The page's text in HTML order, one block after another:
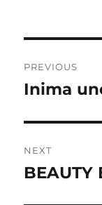
PREVIOUS
Previous
Inima
NEXT
Next
BEAUTY